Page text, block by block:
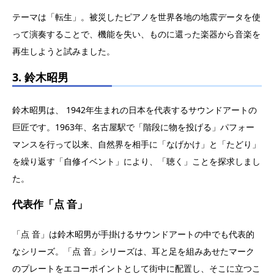
テーマは「転生」。被災したピアノを世界各地の地震データを使
って演奏することで、機能を失い、ものに還った楽器から音楽を
再生しようと試みました。
3. 鈴木昭男
鈴木昭男は、 1942年生まれの日本を代表するサウンドアートの
巨匠です。1963年、名古屋駅で「階段に物を投げる」パフォー
マンスを行って以来、自然界を相手に「なげかけ」と「たどり」
を繰り返す「自修イベント」により、「聴く」ことを探求しまし
た。
代表作「点 音」
「点 音」は鈴木昭男が手掛けるサウンドアートの中でも代表的
なシリーズ。「点 音」シリーズは、耳と足を組みあせたマーク
のプレートをエコーポイントとして街中に配置し、そこに立つこ